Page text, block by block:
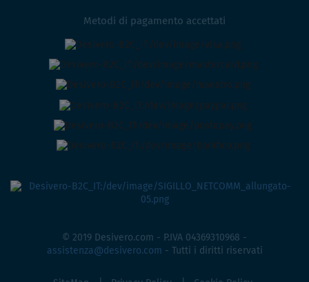
Metodi di pagamento accettati
© 2019 Desivero.com - P.IVA 04369310968 -
assistenza@desivero.com - Tutti i diritti riservati